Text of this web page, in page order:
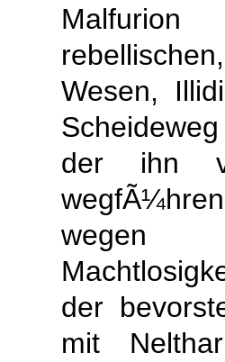
Wesen,
der ihn
wegen
der
mit